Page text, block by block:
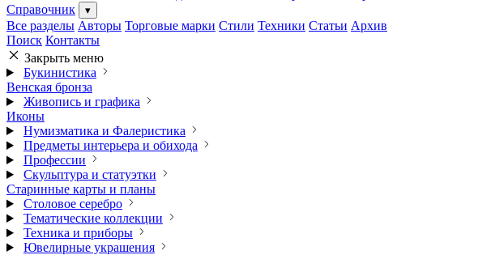
Справочник
▾
Все разделы Авторы Торговые марки Стили Техники Статьи Архив
Поиск Контакты
Закрыть меню
Букинистика
Венская бронза
Живопись и графика
Иконы
Нумизматика и Фалеристика
Предметы интерьера и обихода
Профессии
Скульптура и статуэтки
Старинные карты и планы
Столовое серебро
Тематические коллекции
Техника и приборы
Ювелирные украшения